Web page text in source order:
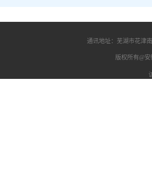
通讯地址：芜湖市花津
版权所有@